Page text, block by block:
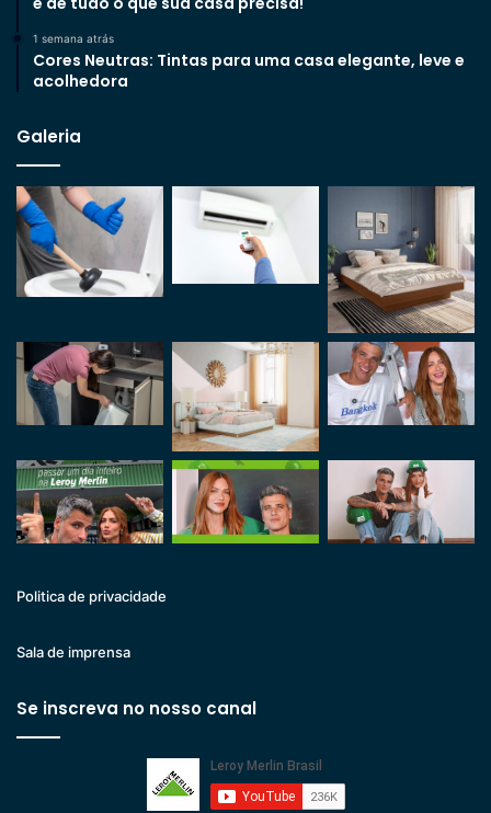
1 semana atrás
Cores Neutras: Tintas para uma casa elegante, leve e
acolhedora
Galeria
Politica de privacidade
Sala de imprensa
Se inscreva no nosso canal